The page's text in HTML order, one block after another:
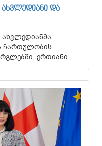
ᲓᲐ
ჩართულობის
ერთიანი…